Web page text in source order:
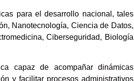
para el desarrollo nacional, tales
Nanotecnología, Ciencia de Datos,
Ciberseguridad, Biología
capaz de acompañar dinámicas
y facilitar procesos administrativos